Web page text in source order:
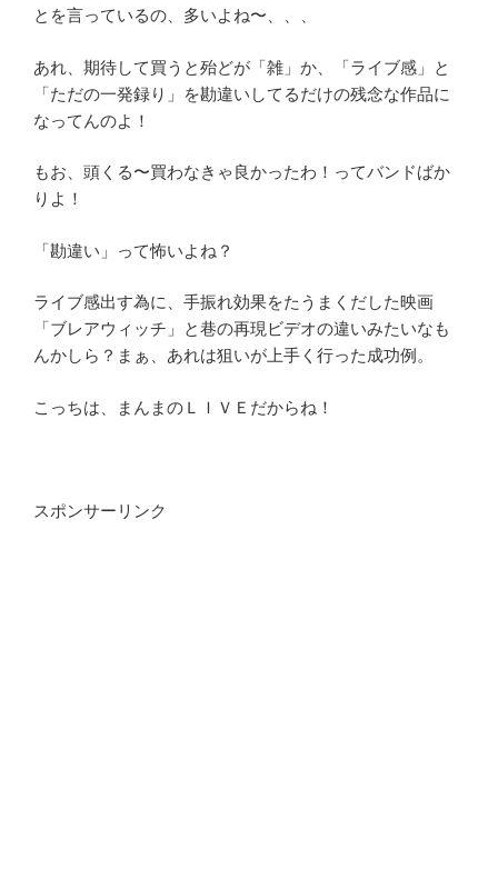
とを言っているの、多いよね〜、、、
あれ、期待して買うと殆どが「雑」か、「ライブ感」と
「ただの一発録り」を勘違いしてるだけの残念な作品に
なってんのよ！
もお、頭くる〜買わなきゃ良かったわ！ってバンドばか
りよ！
「勘違い」って怖いよね？
ライブ感出す為に、手振れ効果をたうまくだした映画
「ブレアウィッチ」と巷の再現ビデオの違いみたいなも
んかしら？まぁ、あれは狙いが上手く行った成功例。
こっちは、まんまのＬＩＶＥだからね！
スポンサーリンク